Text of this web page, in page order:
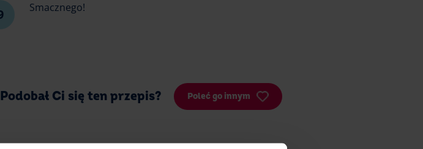
Smacznego!
Podobał Ci się ten przepis? Poleć go innym